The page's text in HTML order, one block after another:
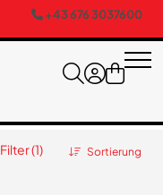
+43 676 3037600
Sortierung
Filter (1)